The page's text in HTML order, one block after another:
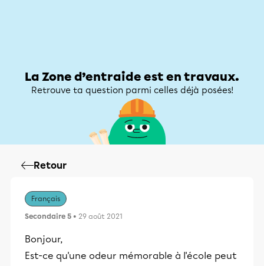
La Zone d’entraide est en travaux.
Retrouve ta question parmi celles déjà posées!
Retour
Français
Secondaire 5 • 29 août 2021
Bonjour,
Est-ce qu'une odeur mémorable à l'école peut